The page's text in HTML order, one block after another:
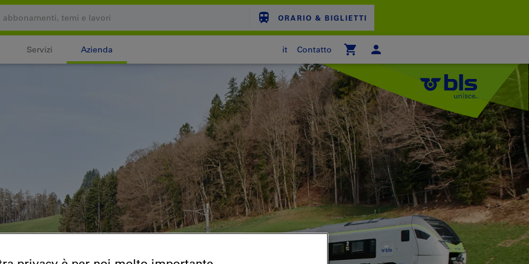
ORARIO & BIGLIETTI
Servizi Azienda it
Contatto
CARRELLO
Login